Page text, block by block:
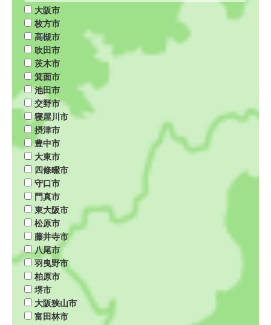
大阪市
枚方市
高槻市
吹田市
茨木市
箕面市
池田市
交野市
寝屋川市
摂津市
豊中市
大東市
四條畷市
守口市
門真市
東大阪市
松原市
藤井寺市
八尾市
羽曳野市
柏原市
堺市
大阪狭山市
富田林市